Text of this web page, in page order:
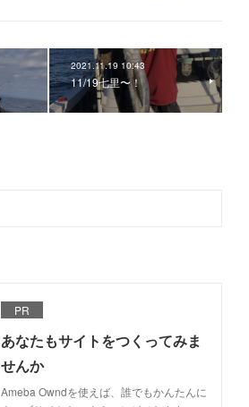
2021.11.19 10:43
11/19七里〜！
PR
あなたもサイトをつくってみま
せんか
Ameba Owndを使えば、誰でもかんたんに